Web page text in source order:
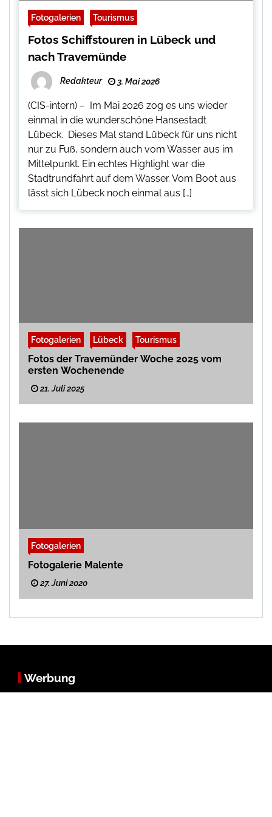
Fotogalerien Tourismus
Fotos Schiffstouren in Lübeck und
nach Travemünde
Redakteur 3. Mai 2026
(CIS-intern) – Im Mai 2026 zog es uns wieder
einmal in die wunderschöne Hansestadt
Lübeck. Dieses Mal stand Lübeck für uns nicht
nur zu Fuß, sondern auch vom Wasser aus im
Mittelpunkt. Ein echtes Highlight war die
Stadtrundfahrt auf dem Wasser. Vom Boot aus
lässt sich Lübeck noch einmal aus […]
Fotogalerien Lübeck Tourismus
Fotos der Travemünder Woche 2025 vom
ersten Wochenende
21. Juli 2025
Fotogalerien
Fotogalerie Malente
27. Juni 2020
Werbung